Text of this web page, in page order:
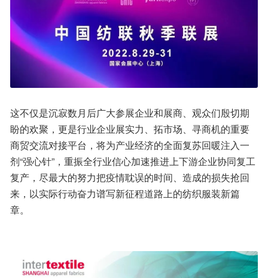
这不仅是沉寂数月后广大参展企业和展商、观众们殷切期
盼的欢聚，更是行业企业展实力、拓市场、寻商机的重要
商贸交流对接平台，将为产业经济的全面复苏回暖注入一
剂“强心针”，重振全行业信心加速推进上下游企业协同复工
复产，尽最大的努力把疫情耽误的时间、造成的损失抢回
来，以实际行动奋力谱写新征程道路上的纺织服装新篇
章。